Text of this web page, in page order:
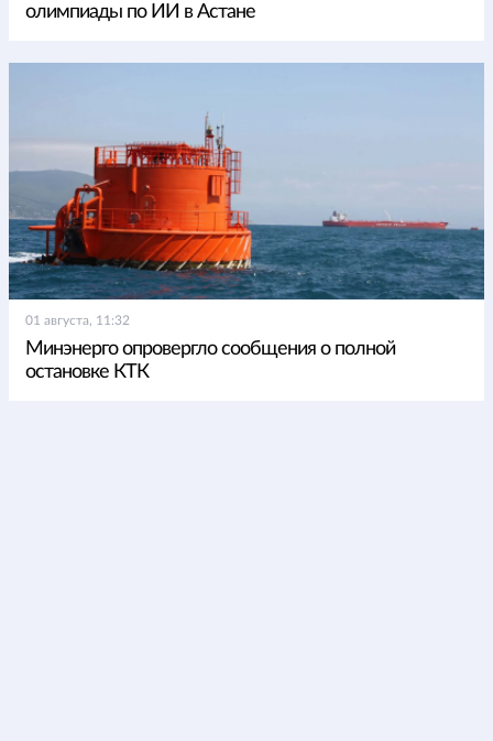
олимпиады по ИИ в Астане
01 августа, 11:32
Минэнерго опровергло сообщения о полной
остановке КТК